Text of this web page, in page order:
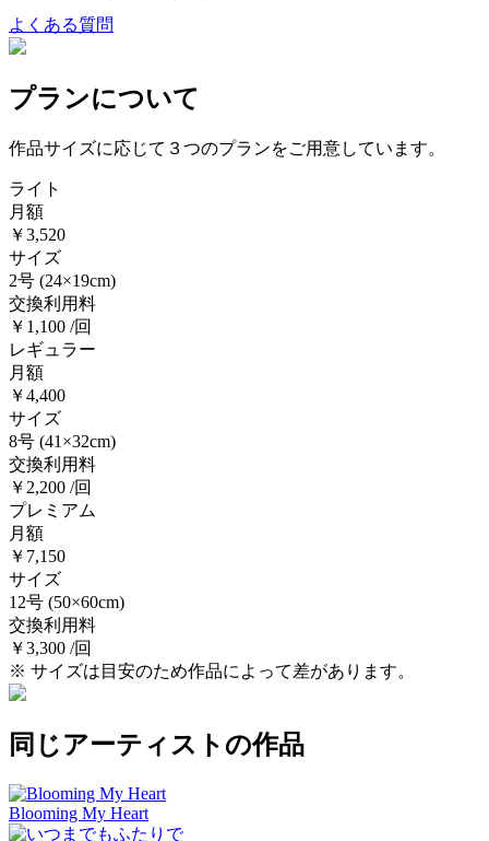
よくある質問
プランについて
作品サイズに応じて３つのプランをご用意しています。
ライト
月額
￥3,520
サイズ
2号 (24×19cm)
交換利用料
￥1,100 /回
レギュラー
月額
￥4,400
サイズ
8号 (41×32cm)
交換利用料
￥2,200 /回
プレミアム
月額
￥7,150
サイズ
12号 (50×60cm)
交換利用料
￥3,300 /回
※ サイズは目安のため作品によって差があります。
同じアーティストの作品
Blooming My Heart